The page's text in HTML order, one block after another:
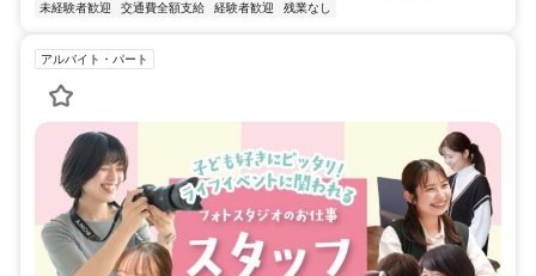
未経験者歓迎
交通費全額支給 経験者歓迎 残業なし
アルバイト・パート